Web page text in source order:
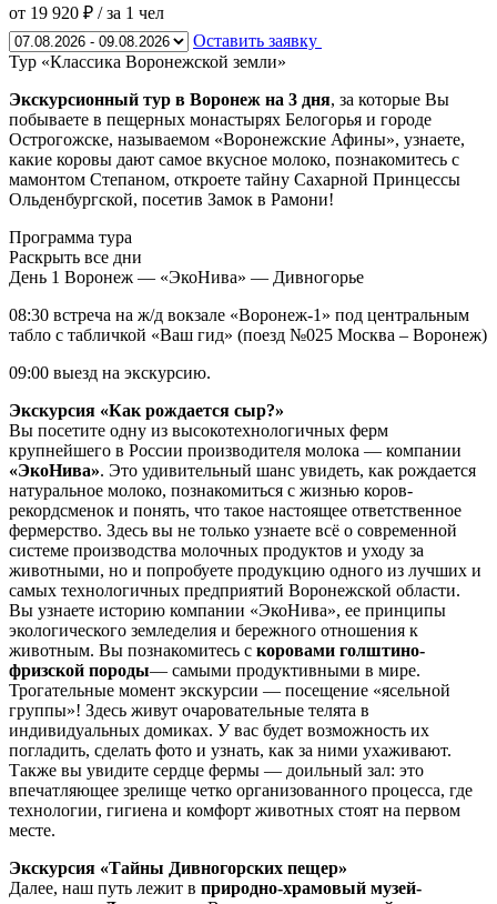
от 19 920 ₽ / за 1 чел
Оставить заявку
Тур «Классика Воронежской земли»
Экскурсионный тур в Воронеж на 3 дня, за которые Вы
побываете в пещерных монастырях Белогорья и городе
Острогожске, называемом «Воронежские Афины», узнаете,
какие коровы дают самое вкусное молоко, познакомитесь с
мамонтом Степаном, откроете тайну Сахарной Принцессы
Ольденбургской, посетив Замок в Рамони!
Программа тура
Раскрыть все дни
День 1 Воронеж — «ЭкоНива» — Дивногорье
08:30 встреча на ж/д вокзале «Воронеж-1» под центральным
табло с табличкой «Ваш гид» (поезд №025 Москва – Воронеж)
09:00 выезд на экскурсию.
Экскурсия «Как рождается сыр?»
Вы посетите одну из высокотехнологичных ферм
крупнейшего в России производителя молока — компании
«ЭкоНива». Это удивительный шанс увидеть, как рождается
натуральное молоко, познакомиться с жизнью коров-
рекордсменок и понять, что такое настоящее ответственное
фермерство. Здесь вы не только узнаете всё о современной
системе производства молочных продуктов и уходу за
животными, но и попробуете продукцию одного из лучших и
самых технологичных предприятий Воронежской области.
Вы узнаете историю компании «ЭкоНива», ее принципы
экологического земледелия и бережного отношения к
животным. Вы познакомитесь с коровами голштино-
фризской породы— самыми продуктивными в мире.
Трогательные момент экскурсии — посещение «ясельной
группы»! Здесь живут очаровательные телята в
индивидуальных домиках. У вас будет возможность их
погладить, сделать фото и узнать, как за ними ухаживают.
Также вы увидите сердце фермы — доильный зал: это
впечатляющее зрелище четко организованного процесса, где
технологии, гигиена и комфорт животных стоят на первом
месте.
Экскурсия «Тайны Дивногорских пещер»
Далее, наш путь лежит в природно-храмовый музей-